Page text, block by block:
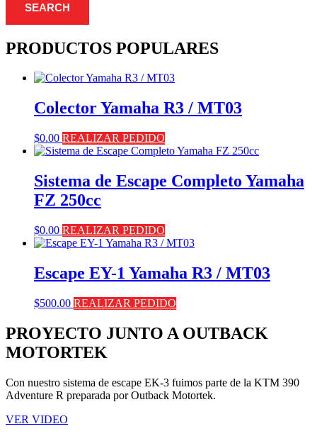
SEARCH
PRODUCTOS POPULARES
Colector Yamaha R3 / MT03
$0.00 REALIZAR PEDIDO
Sistema de Escape Completo Yamaha
FZ 250cc
$0.00 REALIZAR PEDIDO
Escape EY-1 Yamaha R3 / MT03
$500.00 REALIZAR PEDIDO
PROYECTO JUNTO A OUTBACK
MOTORTEK ​
Con nuestro sistema de escape EK-3 fuimos parte de la KTM 390
Adventure R preparada por Outback Motortek.
VER VIDEO